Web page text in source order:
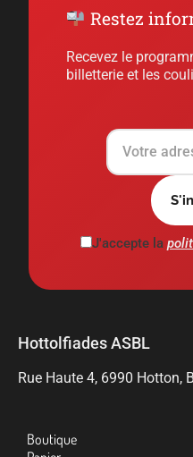
Restez
Recevez le
billetterie et les
J'accepte la
Hottolfiades ASBL
Rue Haute 4, 6990 Hotton,
Boutique